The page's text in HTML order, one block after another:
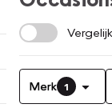
Merk 1